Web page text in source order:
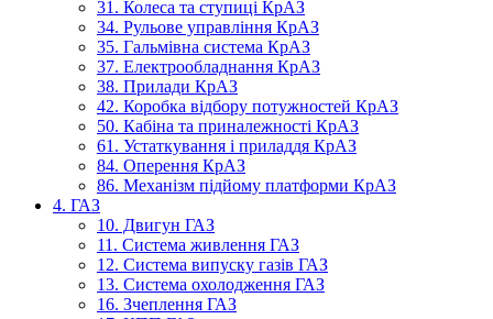
31. Колеса та ступиці КрАЗ
34. Рульове управління КрАЗ
35. Гальмівна система КрАЗ
37. Електрообладнання КрАЗ
38. Прилади КрАЗ
42. Коробка відбору потужностей КрАЗ
50. Кабіна та приналежності КрАЗ
61. Устаткування і приладдя КрАЗ
84. Оперення КрАЗ
86. Механізм підйому платформи КрАЗ
4. ГАЗ
10. Двигун ГАЗ
11. Система живлення ГАЗ
12. Система випуску газів ГАЗ
13. Система охолодження ГАЗ
16. Зчеплення ГАЗ